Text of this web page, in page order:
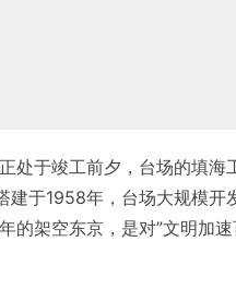
处于竣工前夕，台场的填海
建于1958年，台场大规模
的架空东京，是对”文明加